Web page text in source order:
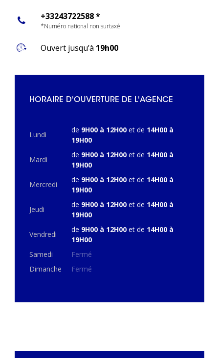
+33243722588 *
*Numéro national non surtaxé
Ouvert jusqu’à 19h00
HORAIRE D'OUVERTURE DE L'AGENCE
Lundi
de 9H00 à 12H00 et de 14H00 à
19H00
Mardi
de 9H00 à 12H00 et de 14H00 à
19H00
Mercredi
de 9H00 à 12H00 et de 14H00 à
19H00
Jeudi
de 9H00 à 12H00 et de 14H00 à
19H00
Vendredi
de 9H00 à 12H00 et de 14H00 à
19H00
Samedi
Fermé
Dimanche
Fermé